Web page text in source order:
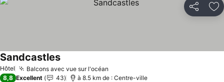
Partager
Hôtel Balcons avec vue sur l'océan
Sandcastles
8,8 Excellent 43 à 8.5 km de : Centre-ville